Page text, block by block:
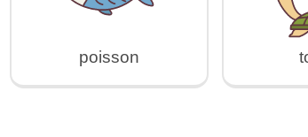
poisson